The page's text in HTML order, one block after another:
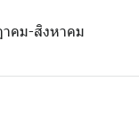
าคม-สิงหาคม